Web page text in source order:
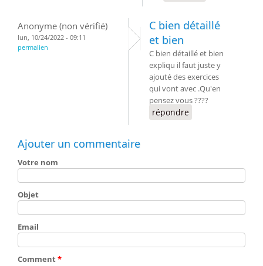
Anonyme (non vérifié)
lun, 10/24/2022 - 09:11
permalien
C bien détaillé
et bien
C bien détaillé et bien
expliqu il faut juste y
ajouté des exercices
qui vont avec .Qu'en
pensez vous ????
répondre
Ajouter un commentaire
Votre nom
Objet
Email
Comment*